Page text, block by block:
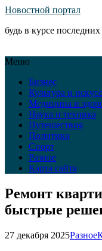
Новостной портал
будь в курсе
Меню
Бизнес
Культура и
Медицина и
Наука и техника
Путешествия
Политика
Спорт
Разное
Карта сайта
Ремонт
быстрые
27 декабря 2025Разное